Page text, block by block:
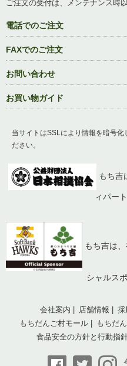
ご注文の受付は、メンテナンス時
電話でのご注文
FAXでのご注文
お問い合わせ
お買い物ガイド
当サイトはSSLにより情報を暗号化
ださい。
もち吉
ィパー
もち吉は
シャルス
会社案内 店舗情報 採
もちだんご村モール
もちだ
食品安全の方針と行動指